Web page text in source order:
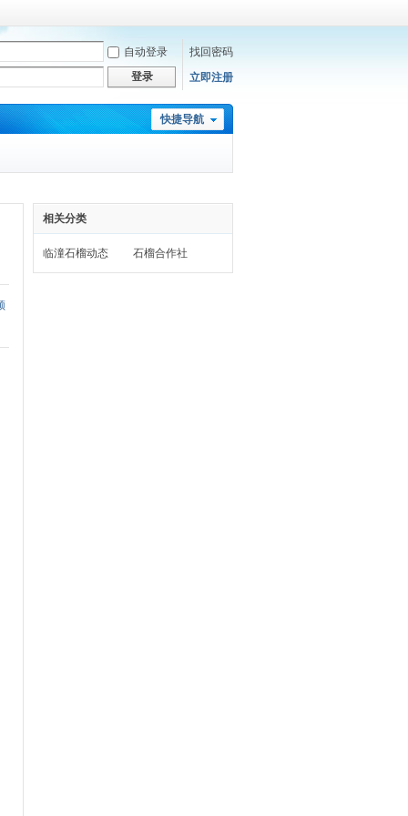
自动登录
找回密码
登录
立即注册
快捷导航
相关分类
临潼石榴动态 石榴合作社